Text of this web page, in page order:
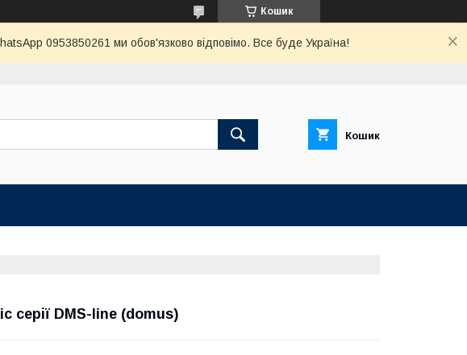
Кошик
0953850261 ми обов'язково відповімо. Все буде Україна!
Кошик
серії DMS-line (domus)